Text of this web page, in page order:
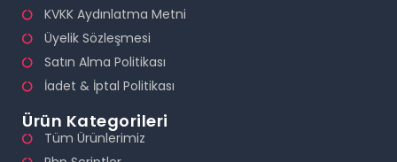
KVKK Aydınlatma Metni
Üyelik Sözleşmesi
Satın Alma Politikası
İadet & İptal Politikası
Ürün Kategorileri
Tüm Ürünlerimiz